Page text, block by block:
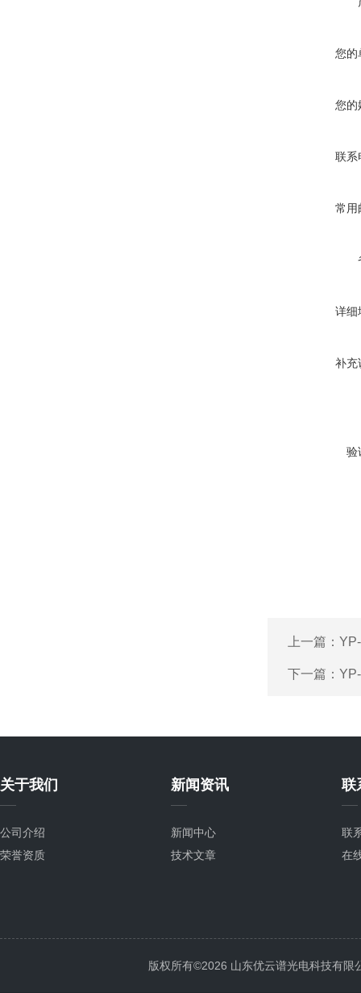
您的
您的
联系
常用
详细
补充
验
上一篇：
下一篇：
关于我们
公司介绍
荣誉资质
新闻资讯
新闻中心
技术文章
联
联
在
版权所有©2026 山东优云谱光电科技有